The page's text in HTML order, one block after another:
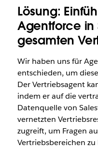
Lösung:
Agentforce in
gesamten
Wir haben uns für
entschieden, um
Der Vertriebsagent
indem er auf die
Datenquelle von
vernetzten
zugreift, um Fragen
Vertriebsbereichen